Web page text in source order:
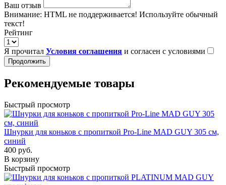
Ваш отзыв
Внимание: HTML не поддерживается! Используйте обычный
текст!
Рейтинг
Я прочитал Условия соглашения и согласен с условиями
Продолжить
Рекомендуемые товары
Быстрый просмотр
Шнурки для коньков с пропиткой Pro-Line MAD GUY 305 см,
синий
400 руб.
В корзину
Быстрый просмотр